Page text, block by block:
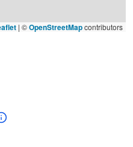
| ©OpenStreetMapcontributors